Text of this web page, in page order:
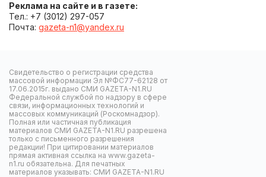
Реклама на сайте и в газете:
Тел.: +7 (3012) 297-057
Почта: gazeta-n1@yandex.ru
Свидетельство о регистрации средства
массовой информации Эл №ФС77-62128 от
17.06.2015г. выдано СМИ GAZETA-N1.RU
Федеральной службой по надзору в сфере
связи, информационных технологий и
массовых коммуникаций (Роскомнадзор).
Полная или частичная публикация
материалов СМИ GAZETA-N1.RU разрешена
только с письменного разрешения
редакции! При цитировании материалов
прямая активная ссылка на www.gazeta-
n1.ru обязательна. Для печатных
материалов указывать: СМИ GAZETA-N1.RU